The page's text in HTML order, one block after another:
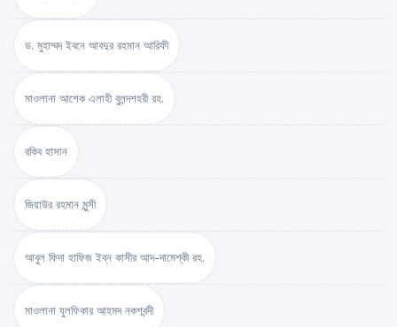
ড. মুহাম্মদ ইবনে আবদুর রহমান আরিফী
মাওলানা আশেক এলাহী বুলন্দশহরী রহ.
রকিব হাসান
জিয়াউর রহমান মুন্সী
আবুল ফিদা হাফিজ ইব্‌ন কাসীর আদ-দামেশ্‌কী রহ.
মাওলানা যুলফিকার আহমদ নকশবন্দী